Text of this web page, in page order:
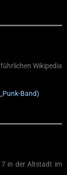
Wikipedia
Band)
7 in der Altstadt im